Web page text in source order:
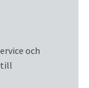
och
till